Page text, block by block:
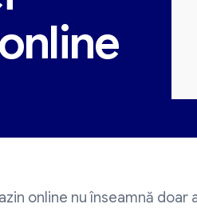
online nu înseamnă